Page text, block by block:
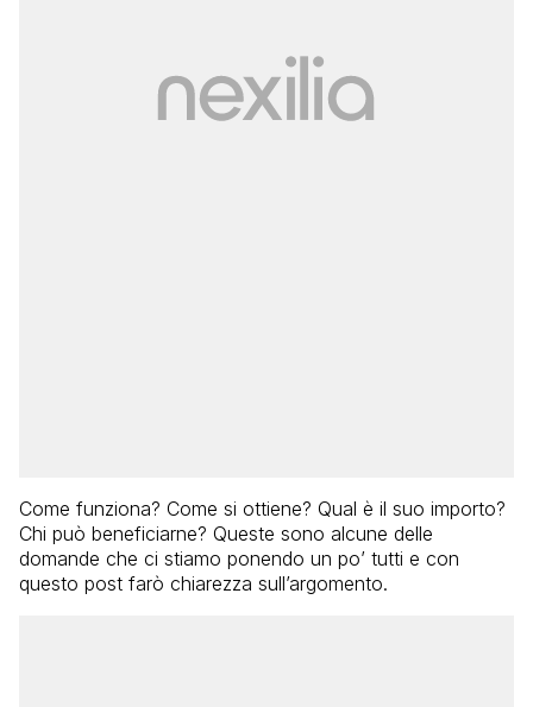
Come funziona? Come si ottiene? Qual è il suo importo?
Chi può beneficiarne? Queste sono alcune delle
domande che ci stiamo ponendo un po’ tutti e con
questo post farò chiarezza sull’argomento.